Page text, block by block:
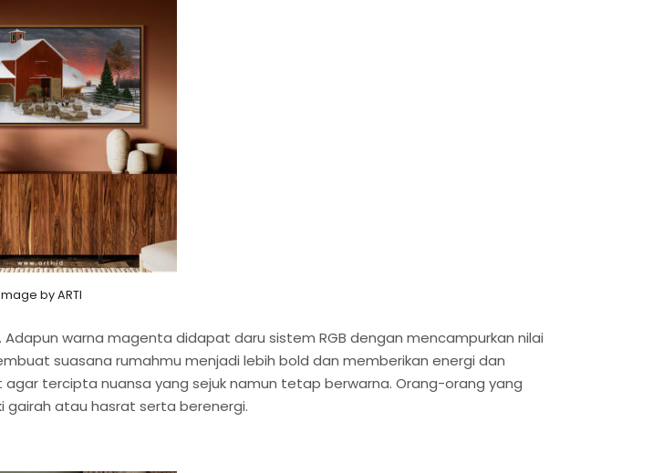
by ARTI
warna magenta didapat daru sistem RGB dengan mencampurkan nilai
suasana rumahmu menjadi lebih bold dan memberikan energi dan
tercipta nuansa yang sejuk namun tetap berwarna. Orang-orang yang
gairah atau hasrat serta berenergi.